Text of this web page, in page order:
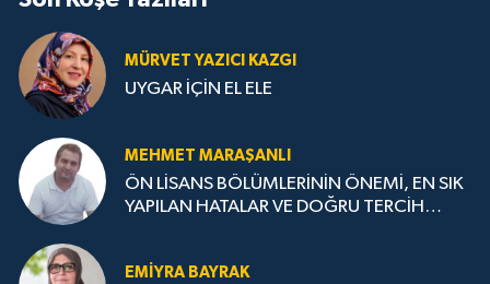
MÜRVET YAZICI KAZGI
UYGAR İÇİN EL ELE
MEHMET MARAŞANLI
ÖN LİSANS BÖLÜMLERİNİN ÖNEMİ, EN SIK
YAPILAN HATALAR VE DOĞRU TERCİH
EMIYRA BAYRAK